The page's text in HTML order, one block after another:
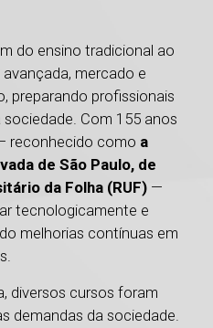
do ensino tradicional ao
mercado e
preparando profissionais
Com 155 anos
reconhecido como a
de São Paulo, de
da Folha (RUF) —
tecnologicamente e
melhorias contínuas em
diversos cursos foram
demandas da sociedade.